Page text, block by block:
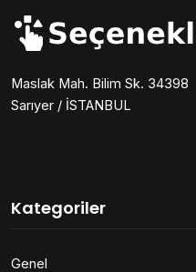
Maslak Mah. Bilim Sk. 34398
Sarıyer / İSTANBUL
Kategoriler
Genel